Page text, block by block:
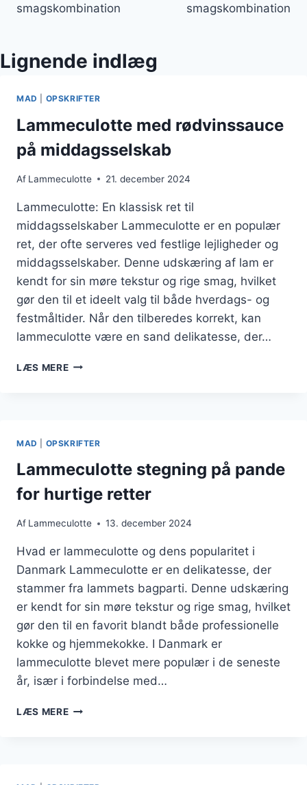
smagskombination
smagskombination
Lignende indlæg
MAD OPSKRIFTER
Lammeculotte med rødvinssauce
på middagsselskab
Af Lammeculotte 21. december 2024
Lammeculotte: En klassisk ret til
middagsselskaber Lammeculotte er en populær
ret, der ofte serveres ved festlige lejligheder og
middagsselskaber. Denne udskæring af lam er
kendt for sin møre tekstur og rige smag, hvilket
gør den til et ideelt valg til både hverdags- og
festmåltider. Når den tilberedes korrekt, kan
lammeculotte være en sand delikatesse, der…
LÆS MERELAMMECULOTTE
MAD OPSKRIFTER
Lammeculotte stegning på pande
for hurtige retter
Af Lammeculotte 13. december 2024
Hvad er lammeculotte og dens popularitet i
Danmark Lammeculotte er en delikatesse, der
stammer fra lammets bagparti. Denne udskæring
er kendt for sin møre tekstur og rige smag, hvilket
gør den til en favorit blandt både professionelle
kokke og hjemmekokke. I Danmark er
lammeculotte blevet mere populær i de seneste
år, især i forbindelse med…
LÆS MERELAMMECULOTTE